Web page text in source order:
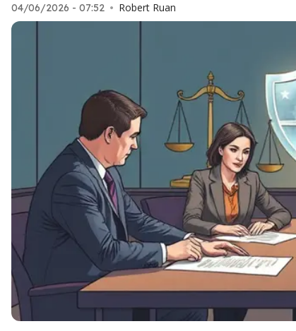
04/06/2026 - 07:52 • Robert Ruan